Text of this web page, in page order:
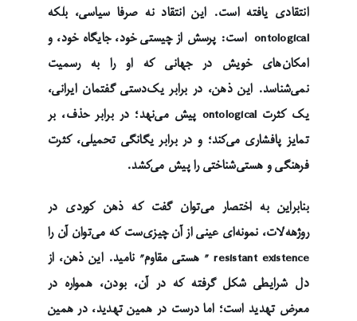
انتقادی یافته است. این انتقاد نه صرفا سیاسی، بلکه
ontological است: پرسش از چیستی خود، جایگاه خود، و
امکان‌های خویش در جهانی که او را به رسمیت
نمی‌شناسد. این ذهن، در برابر یک‌دستی گفتمان ایرانی،
یک کثرت ontological پیش می‌نهد؛ در برابر حذف، بر
تمایز پافشاری می‌کند؛ و در برابر یگانگی تحمیلی، کثرت
فرهنگی و هستی‌شناختی را پیش می‌کشد.
بنابراین بە اختصار می‌توان گفت که ذهن کوردی در
روژهەلات، نمونه‌ای عینی از آن چیزی‌ست که می‌توان آن را
resistant existence ” هستی مقاوم” نامید. این ذهن، از
دل شرایطی شکل گرفته که در آن، بودن، همواره در
معرض تهدید است؛ اما درست در همین تهدید، در همین